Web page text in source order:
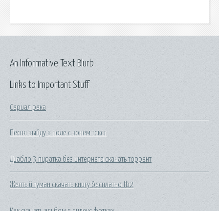
Links to Important Stuff
Сериал река
Песня выйду в поле с конем текст
Диабло 3 пиратка без интернета скачать торрент
Желтый туман скачать книгу бесплатно fb2
An Informative Text Blurb